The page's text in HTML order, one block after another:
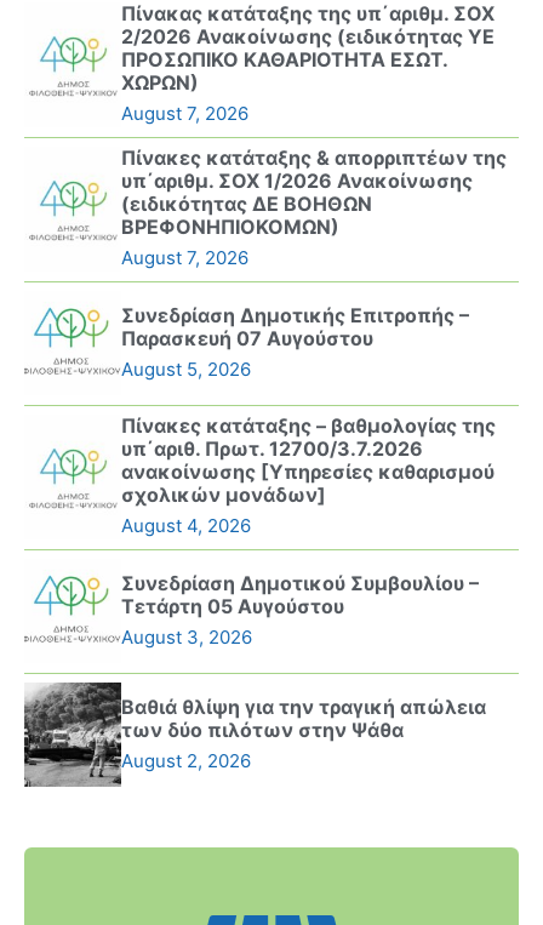
Πίνακας κατάταξης της υπ΄αριθμ. ΣΟΧ
2/2026 Ανακοίνωσης (ειδικότητας ΥΕ
ΠΡΟΣΩΠΙΚΟ ΚΑΘΑΡΙΟΤΗΤΑ ΕΣΩΤ.
ΧΩΡΩΝ)
August 7, 2026
Πίνακες κατάταξης & απορριπτέων της
υπ΄αριθμ. ΣΟΧ 1/2026 Ανακοίνωσης
(ειδικότητας ΔΕ ΒΟΗΘΩΝ
ΒΡΕΦΟΝΗΠΙΟΚΟΜΩΝ)
August 7, 2026
Συνεδρίαση Δημοτικής Επιτροπής –
Παρασκευή 07 Αυγούστου
August 5, 2026
Πίνακες κατάταξης – βαθμολογίας της
υπ΄αριθ. Πρωτ. 12700/3.7.2026
ανακοίνωσης [Υπηρεσίες καθαρισμού
σχολικών μονάδων]
August 4, 2026
Συνεδρίαση Δημοτικού Συμβουλίου –
Τετάρτη 05 Αυγούστου
August 3, 2026
Βαθιά θλίψη για την τραγική απώλεια
των δύο πιλότων στην Ψάθα
August 2, 2026